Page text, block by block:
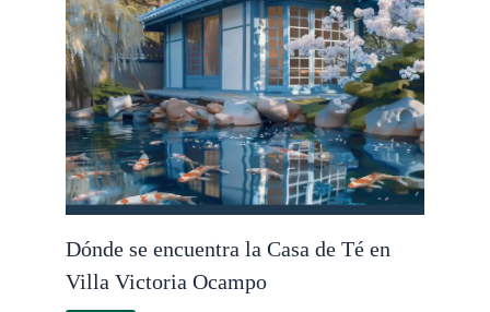
Dónde se encuentra la Casa de Té en
Villa Victoria Ocampo